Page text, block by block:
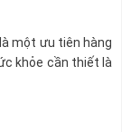
một ưu tiên hàng
khỏe cần thiết là